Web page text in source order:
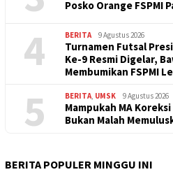
Posko Orange FSPMI
4 BERITA 9 Agustus 2026
Turnamen Futsal
Ke-9 Resmi Digelar,
Membumikan FSPMI
5 BERITA UMSK 9 Agustus 2026
Mampukah MA
Bukan Malah
BERITA POPULER MINGGU INI